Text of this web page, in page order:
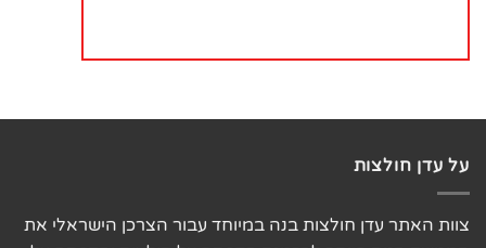
על עדן חולצות
צוות האתר עדן חולצות בנה במיוחד עבור הצרכן הישראלי את